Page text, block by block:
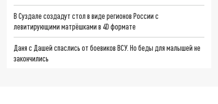
В Суздале создадут стол в виде регионов России с
левитирующими матрёшками в 4D формате
Даня с Дашей спаслись от боевиков ВСУ. Но беды для малышей не
закончились